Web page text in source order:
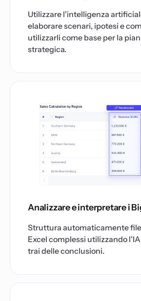
Utilizzare l'intelligenza
elaborare scenari, ipotesi e
utilizzarli come base per la
strategica.
Analizzare e interpretare i
Struttura automaticamente
Excel complessi utilizzando
trai delle conclusioni.